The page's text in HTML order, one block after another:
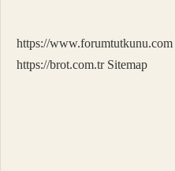
https://www.forumtutkunu.com
https://brot.com.tr Sitemap